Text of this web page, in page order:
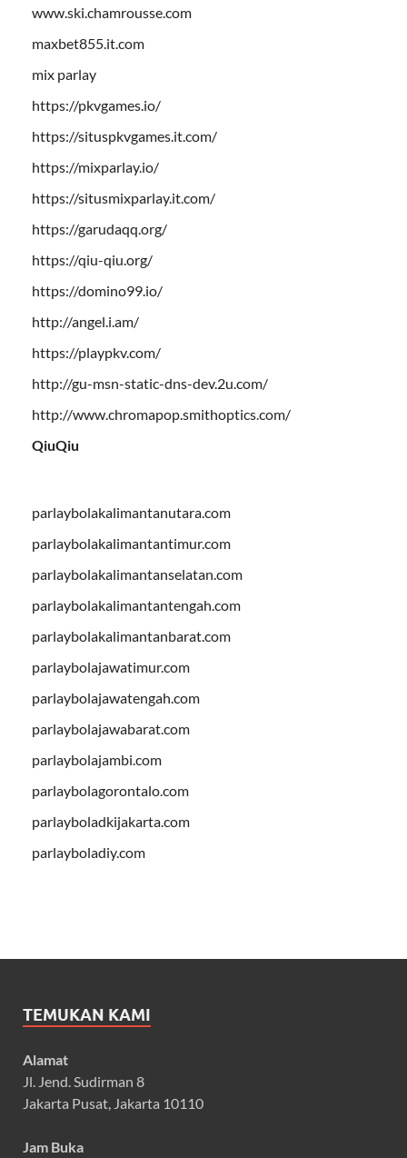
www.ski.chamrousse.com
maxbet855.it.com
mix parlay
https://pkvgames.io/
https://situspkvgames.it.com/
https://mixparlay.io/
https://situsmixparlay.it.com/
https://garudaqq.org/
https://qiu-qiu.org/
https://domino99.io/
http://angel.i.am/
https://playpkv.com/
http://gu-msn-static-dns-dev.2u.com/
http://www.chromapop.smithoptics.com/
QiuQiu
parlaybolakalimantanutara.com
parlaybolakalimantantimur.com
parlaybolakalimantanselatan.com
parlaybolakalimantantengah.com
parlaybolakalimantanbarat.com
parlaybolajawatimur.com
parlaybolajawatengah.com
parlaybolajawabarat.com
parlaybolajambi.com
parlaybolagorontalo.com
parlayboladkijakarta.com
parlayboladiy.com
TEMUKAN KAMI
Alamat
Jl. Jend. Sudirman 8
Jakarta Pusat, Jakarta 10110
Jam Buka